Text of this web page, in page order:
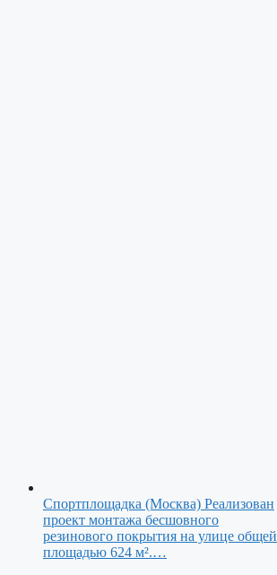
Спортплощадка (Москва) Реализован
проект монтажа бесшовного
резинового покрытия на улице общей
площадью 624 м².…